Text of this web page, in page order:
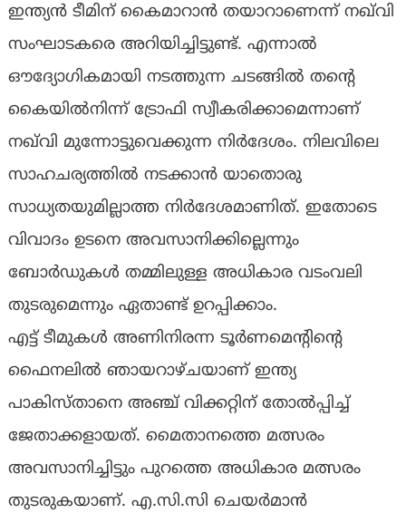
ഇന്ത്യൻ ടീമിന് കൈമാറാൻ തയാറാണെന്ന് നഖ്‌വി
സംഘാടകരെ അറിയിച്ചിട്ടുണ്ട്. എന്നാൽ
ഔദ്യോഗികമായി നടത്തുന്ന ചടങ്ങിൽ തന്‍റെ
കൈയിൽനിന്ന് ട്രോഫി സ്വീകരിക്കാമെന്നാണ്
നഖ്‌വി മുന്നോട്ടുവെക്കുന്ന നിർദേശം. നിലവിലെ
സാഹചര്യത്തിൽ നടക്കാൻ യാതൊരു
സാധ്യതയുമില്ലാത്ത നിർദേശമാണിത്. ഇതോടെ
വിവാദം ഉടനെ അവസാനിക്കില്ലെന്നും
ബോർഡുകൾ തമ്മിലുള്ള അധികാര വടംവലി
തുടരുമെന്നും ഏതാണ്ട് ഉറപ്പിക്കാം.
എട്ട് ടീമുകൾ അണിനിരന്ന ടൂർണമെന്‍റിന്‍റെ
ഫൈനലിൽ ഞായറാഴ്ചയാണ് ഇന്ത്യ
പാകിസ്താനെ അഞ്ച് വിക്കറ്റിന് തോൽപ്പിച്ച്
ജേതാക്കളായത്. മൈതാനത്തെ മത്സരം
അവസാനിച്ചിട്ടും പുറത്തെ അധികാര മത്സരം
തുടരുകയാണ്. എ.സി.സി ചെയർമാൻ